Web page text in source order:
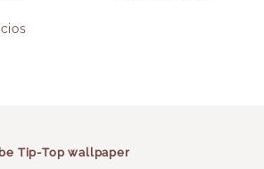
be Tip-Top wallpaper